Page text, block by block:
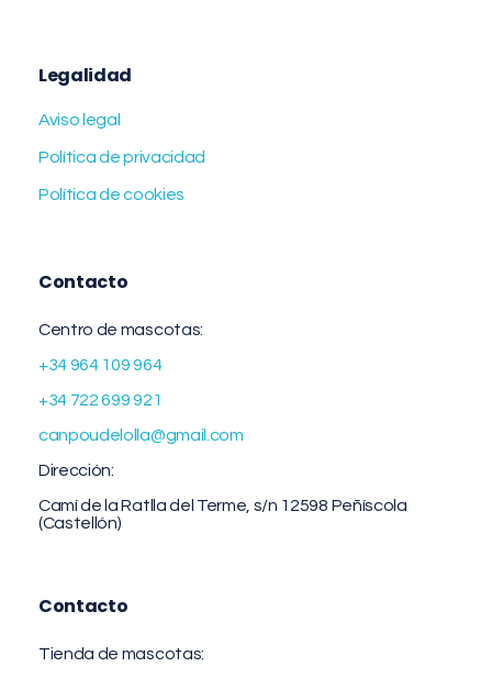
Legalidad
Aviso legal
Política de privacidad
Política de cookies
Contacto
Centro de mascotas:
+34 964 109 964
+34 722 699 921
canpoudelolla@gmail.com
Dirección:
Camí de la Ratlla del Terme, s/n 12598 Peñíscola
(Castellón)
Contacto
Tienda de mascotas: